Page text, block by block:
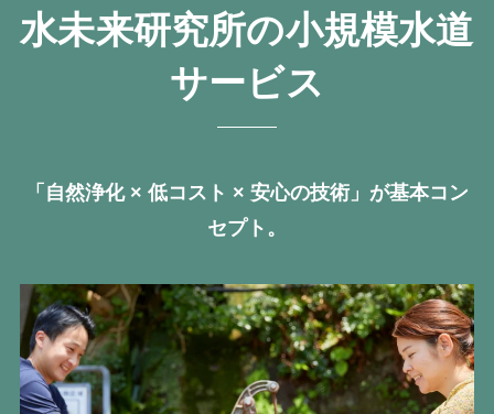
水未来研究所の小規模水道
サービス
「自然浄化 × 低コスト × 安心の技術」が基本コン
セプト。